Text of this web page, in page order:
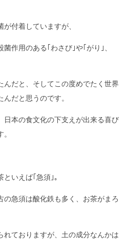
付着していますが、
作用のある｢わさび｣や｢がり｣、
んだと、そしてこの度めでたく世界
だと思うのです。
日本の食文化の下支えが出来る喜び
いえば｢急須｣。
急須は酸化鉄も多く、お茶がまろ
れておりますが、土の成分なんかは